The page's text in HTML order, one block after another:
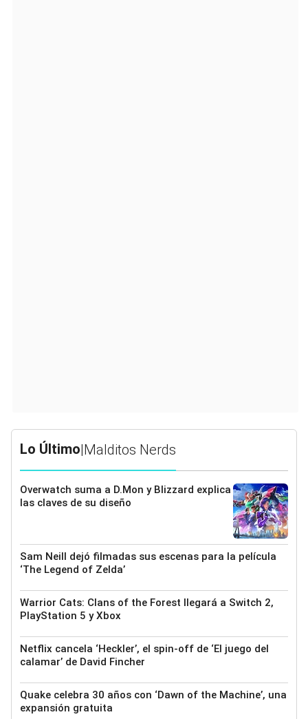
Lo Último Malditos Nerds
Overwatch suma a D.Mon y Blizzard explica
las claves de su diseño
Sam Neill dejó filmadas sus escenas para la película
‘The Legend of Zelda’
Warrior Cats: Clans of the Forest llegará a Switch 2,
PlayStation 5 y Xbox
Netflix cancela ‘Heckler’, el spin-off de ‘El juego del
calamar’ de David Fincher
Quake celebra 30 años con ‘Dawn of the Machine’, una
expansión gratuita